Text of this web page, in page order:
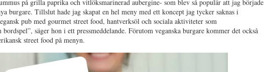
på grilla paprika och vitlöksmarinerad aubergine- som blev så populär att jag började
burgare. Tillslut hade jag skapat en hel meny med ett koncept jag tycker saknas i
pub med gourmet street food, hantverksöl och sociala aktiviteter som
säger hon i ett pressmeddelande. Förutom veganska burgare kommer det också
street food på menyn.